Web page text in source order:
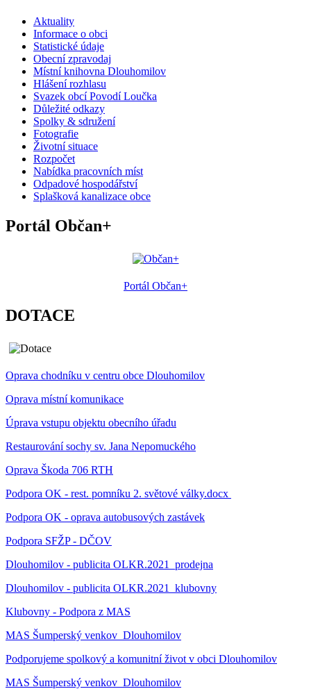
Aktuality
Informace o obci
Statistické údaje
Obecní zpravodaj
Místní knihovna Dlouhomilov
Hlášení rozhlasu
Svazek obcí Povodí Loučka
Důležité odkazy
Spolky & sdružení
Fotografie
Životní situace
Rozpočet
Nabídka pracovních míst
Odpadové hospodářství
Splašková kanalizace obce
Portál Občan+
Portál Občan+
DOTACE
Oprava chodníku v centru obce Dlouhomilov
Oprava místní komunikace
Úprava vstupu objektu obecního úřadu
Restaurování sochy sv. Jana Nepomuckého
Oprava Škoda 706 RTH
Podpora OK - rest. pomníku 2. světové války.docx
Podpora OK - oprava autobusových zastávek
Podpora SFŽP - DČOV
Dlouhomilov - publicita OLKR.2021_prodejna
Dlouhomilov - publicita OLKR.2021_klubovny
Klubovny - Podpora z MAS
MAS Šumperský venkov_Dlouhomilov
Podporujeme spolkový a komunitní život v obci Dlouhomilov
MAS Šumperský venkov_Dlouhomilov